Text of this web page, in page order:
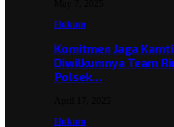
Hukum
Komitmen Jaga
Diwilkumnya Team
Polsek…
Hukum